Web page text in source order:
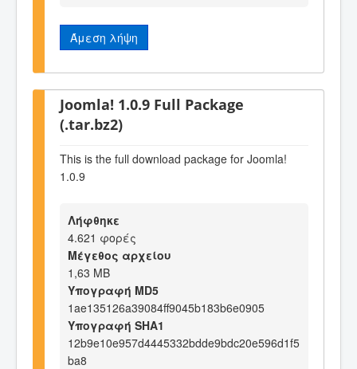
Άμεση λήψη
Joomla! 1.0.9 Full Package
(.tar.bz2)
This is the full download package for Joomla!
1.0.9
Λήφθηκε
4.621 φορές
Μέγεθος αρχείου
1,63 MB
Υπογραφή MD5
1ae135126a39084ff9045b183b6e0905
Υπογραφή SHA1
12b9e10e957d4445332bdde9bdc20e596d1f5
ba8